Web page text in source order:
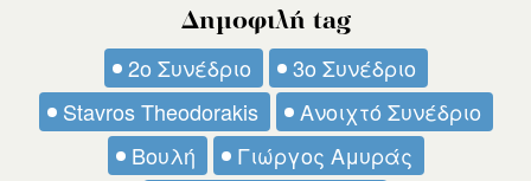
Δημοφιλή tag
2ο Συνέδριο
3ο Συνέδριο
Stavros Theodorakis
Ανοιχτό Συνέδριο
Βουλή
Γιώργος Αμυράς